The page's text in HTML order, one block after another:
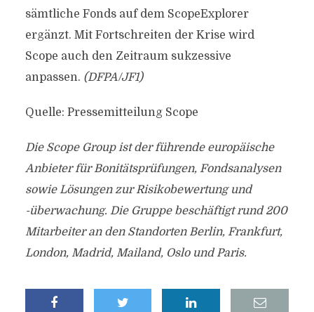
sämtliche Fonds auf dem ScopeExplorer
ergänzt. Mit Fortschreiten der Krise wird
Scope auch den Zeitraum sukzessive
anpassen. (DFPA/JF1)
Quelle: Pressemitteilung Scope
Die Scope Group ist der führende europäische
Anbieter für Bonitätsprüfungen, Fondsanalysen
sowie Lösungen zur Risikobewertung und
-überwachung. Die Gruppe beschäftigt rund 200
Mitarbeiter an den Standorten Berlin, Frankfurt,
London, Madrid, Mailand, Oslo und Paris.